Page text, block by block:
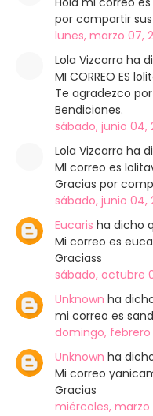
por compartir
lunes, marzo 07,
Lola Vizcarra ha
MI CORREO ES
Te agradezco
Bendiciones.
sábado, junio 04,
Lola Vizcarra ha
MI correo es
Gracias por
sábado, junio 04,
Eucaris ha dicho
Mi correo es
Graciass
sábado, octubre
Unknown ha
mi correo es
domingo, febrero
Unknown ha
Mi correo
Gracias
miércoles, marzo